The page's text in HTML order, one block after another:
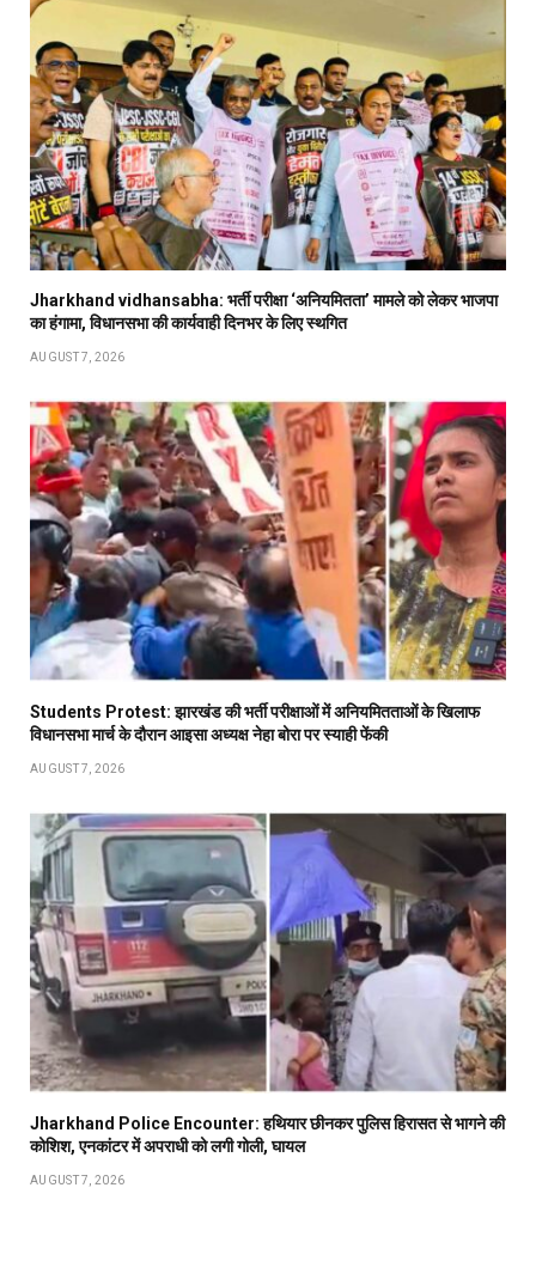
Jharkhand vidhansabha: भर्ती परीक्षा ‘अनियमितता’ मामले को लेकर भाजपा
का हंगामा, विधानसभा की कार्यवाही दिनभर के लिए स्थगित
AUGUST 7, 2026
Students Protest: झारखंड की भर्ती परीक्षाओं में अनियमितताओं के खिलाफ
विधानसभा मार्च के दौरान आइसा अध्यक्ष नेहा बोरा पर स्याही फेंकी
AUGUST 7, 2026
Jharkhand Police Encounter: हथियार छीनकर पुलिस हिरासत से भागने की
कोशिश, एनकांटर में अपराधी को लगी गोली, घायल
AUGUST 7, 2026